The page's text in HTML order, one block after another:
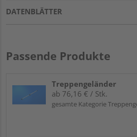
DATENBLÄTTER
Passende Produkte
Treppengeländer
ab 76,16 € / Stk.
gesamte Kategorie